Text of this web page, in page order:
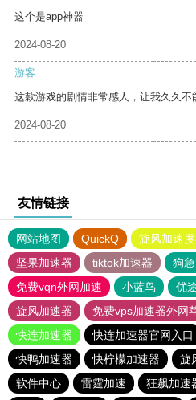
这个是app神器
2024-08-20
游客
这款游戏的剧情非常感人，让我久久不
2024-08-20
友情链接
网站地图 QuickQ 旋风加速
坚果加速器
tiktok加速器
狗
免费vqn外网加速
小蓝鸟 优
旋风加速器
免费vps加速器外网
快连加速器
快连加速器官网入口
快鸭加速器
快柠檬加速器 旋
软件中心
雷霆加速 狂飙加速